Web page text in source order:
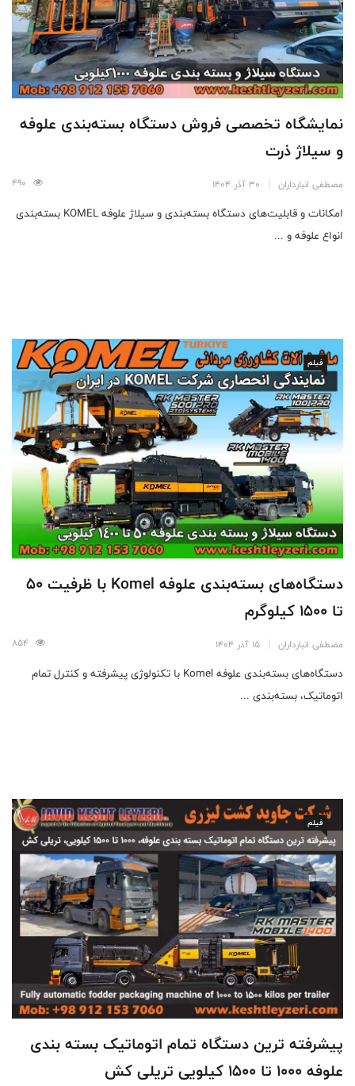
نمایشگاه تخصصی فروش دستگاه بسته‌بندی علوفه
و سیلاژ ذرت
مصطفی انبارداران 30 آذر 1404
امکانات و قابلیت‌های دستگاه بسته‌بندی و سیلاژ علوفه KOMEL بسته‌بندی
انواع علوفه و ...
فیلم
دستگاه‌های بسته‌بندی علوفه Komel با ظرفیت 50
تا 1500 کیلوگرم
مصطفی انبارداران 15 آذر 1404
دستگاه‌های بسته‌بندی علوفه Komel با تکنولوژی پیشرفته و کنترل تمام
اتوماتیک، بسته‌بندی ...
فیلم
پیشرفته ترین دستگاه تمام اتوماتیک بسته بندی
علوفه 1000 تا 1500 کیلویی تریلی کش